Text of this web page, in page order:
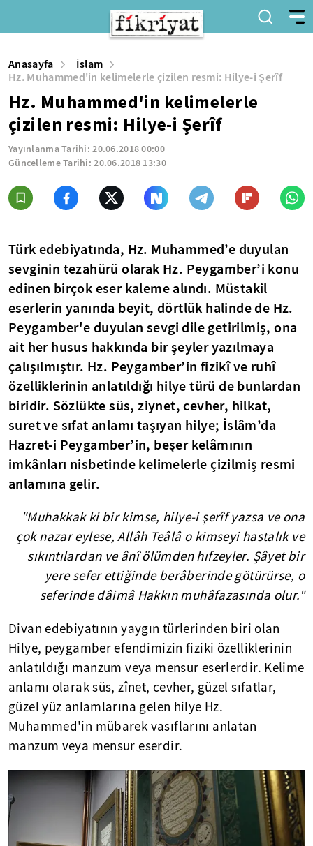
Anasayfa
İslam
Hz. Muhammed'in kelimelerle çizilen resmi: Hilye-i Şerîf
Hz. Muhammed'in kelimelerle
çizilen resmi: Hilye-i Şerîf
Yayınlanma Tarihi:20.06.2018 00:00
Güncelleme Tarihi:20.06.2018 13:30
Türk edebiyatında, Hz. Muhammed’e duyulan
sevginin tezahürü olarak Hz. Peygamber’i konu
edinen birçok eser kaleme alındı. Müstakil
eserlerin yanında beyit, dörtlük halinde de Hz.
Peygamber'e duyulan sevgi dile getirilmiş, ona
ait her husus hakkında bir şeyler yazılmaya
çalışılmıştır. Hz. Peygamber’in fizikî ve ruhî
özelliklerinin anlatıldığı hilye türü de bunlardan
biridir. Sözlükte süs, ziynet, cevher, hilkat,
suret ve sıfat anlamı taşıyan hilye; İslâm’da
Hazret-i Peygamber’in, beşer kelâmının
imkânları nisbetinde kelimelerle çizilmiş resmi
anlamına gelir.
"Muhakkak ki bir kimse, hilye-i şerîf yazsa ve ona
çok nazar eylese, Allâh Teâlâ o kimseyi hastalık ve
sıkıntılardan ve ânî ölümden hıfzeyler. Şâyet bir
yere sefer ettiğinde berâberinde götürürse, o
seferinde dâimâ Hakkın muhâfazasında olur."
Divan edebiyatının yaygın türlerinden biri olan
Hilye, peygamber efendimizin fiziki özelliklerinin
anlatıldığı manzum veya mensur eserlerdir. Kelime
anlamı olarak süs, zînet, cevher, güzel sıfatlar,
güzel yüz anlamlarına gelen hilye Hz.
Muhammed'in mübarek vasıflarını anlatan
manzum veya mensur eserdir.